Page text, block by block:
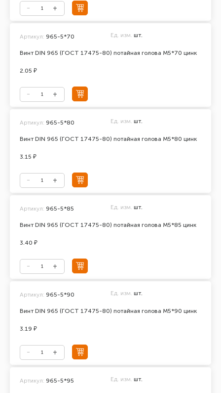
Винт DIN 965 (ГОСТ 17475-80) потайная голова М5*70 цинк
Артикул: 965-5*70 Ед. изм. шт.
2.05 ₽
Винт DIN 965 (ГОСТ 17475-80) потайная голова М5*80 цинк
Артикул: 965-5*80 Ед. изм. шт.
3.15 ₽
Винт DIN 965 (ГОСТ 17475-80) потайная голова М5*85 цинк
Артикул: 965-5*85 Ед. изм. шт.
3.40 ₽
Винт DIN 965 (ГОСТ 17475-80) потайная голова М5*90 цинк
Артикул: 965-5*90 Ед. изм. шт.
3.19 ₽
Артикул: 965-5*95 Ед. изм. шт.